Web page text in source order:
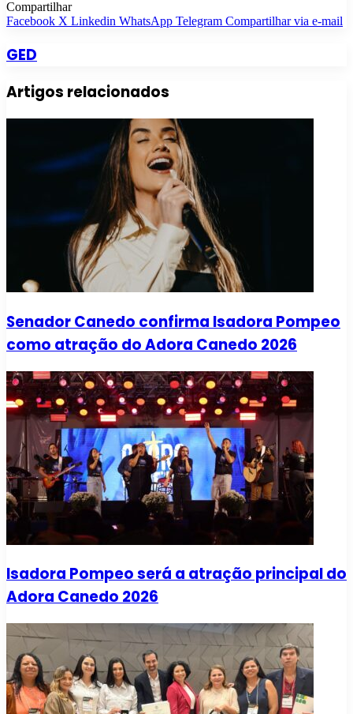
Compartilhar
Facebook X Linkedin WhatsApp Telegram Compartilhar via e-mail
GED
Artigos relacionados
Senador Canedo confirma Isadora Pompeo
como atração do Adora Canedo 2026
Isadora Pompeo será a atração principal do
Adora Canedo 2026